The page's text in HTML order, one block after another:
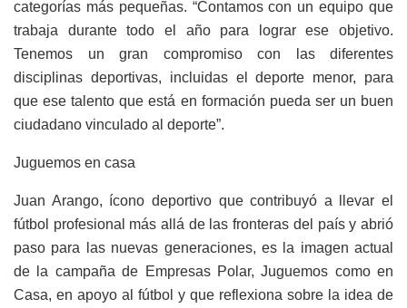
categorías más pequeñas. “Contamos con un equipo que
trabaja durante todo el año para lograr ese objetivo.
Tenemos un gran compromiso con las diferentes
disciplinas deportivas, incluidas el deporte menor, para
que ese talento que está en formación pueda ser un buen
ciudadano vinculado al deporte”.
Juguemos en casa
Juan Arango, ícono deportivo que contribuyó a llevar el
fútbol profesional más allá de las fronteras del país y abrió
paso para las nuevas generaciones, es la imagen actual
de la campaña de Empresas Polar, Juguemos como en
Casa, en apoyo al fútbol y que reflexiona sobre la idea de